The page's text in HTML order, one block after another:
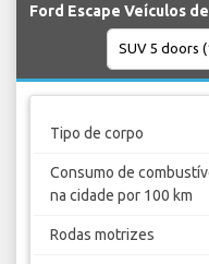
Ford Escape Veículos
Tipo de corpo
Consumo de
na cidade por 100 km
Rodas motrizes